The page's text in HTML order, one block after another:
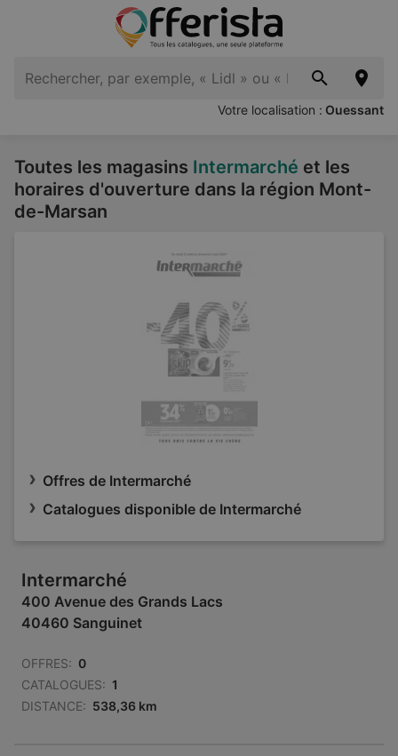
Votre localisation : Ouessant
Toutes les magasins Intermarché et les
horaires d'ouverture dans la région Mont-
de-Marsan
Offres de Intermarché
Catalogues disponible de Intermarché
Intermarché
400 Avenue des Grands Lacs
40460 Sanguinet
OFFRES: 0
CATALOGUES: 1
DISTANCE: 538,36 km